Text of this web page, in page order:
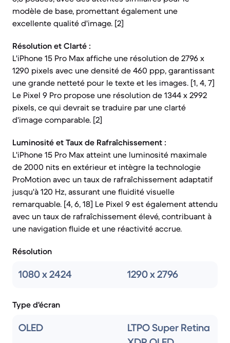
modèle de base, promettant également une
excellente qualité d'image. [2]
Résolution et Clarté :
L'iPhone 15 Pro Max affiche une résolution de 2796 x
1290 pixels avec une densité de 460 ppp, garantissant
une grande netteté pour le texte et les images. [1, 4, 7]
Le Pixel 9 Pro propose une résolution de 1344 x 2992
pixels, ce qui devrait se traduire par une clarté
d'image comparable. [2]
Luminosité et Taux de Rafraîchissement :
L'iPhone 15 Pro Max atteint une luminosité maximale
de 2000 nits en extérieur et intègre la technologie
ProMotion avec un taux de rafraîchissement adaptatif
jusqu'à 120 Hz, assurant une fluidité visuelle
remarquable. [4, 6, 18] Le Pixel 9 est également attendu
avec un taux de rafraîchissement élevé, contribuant à
une navigation fluide et une réactivité accrue.
Résolution
1080 x 2424 1290 x 2796
Type d'écran
OLED
LTPO Super Retina